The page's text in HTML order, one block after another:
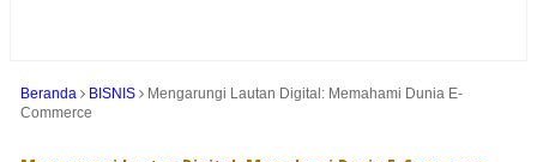
Beranda BISNIS
Mengarungi Lautan Digital: Memahami Dunia E-
Commerce